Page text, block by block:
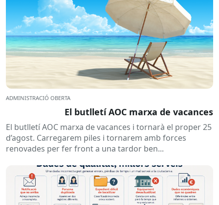
ADMINISTRACIÓ OBERTA
El butlletí AOC marxa de vacances
El butlletí AOC marxa de vacances i tornarà el proper 25
d’agost. Carregarem piles i tornarem amb forces
renovades per fer front a una tardor ben...